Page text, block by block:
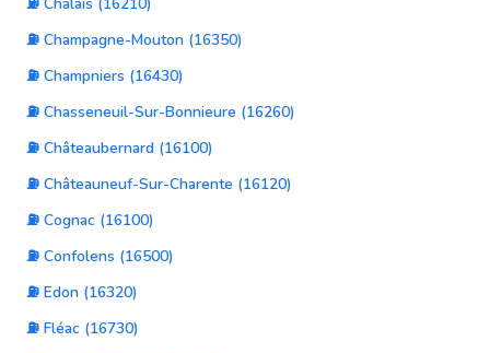
⛽ Champagne-Mouton (16350)
⛽ Champniers (16430)
⛽ Chasseneuil-Sur-Bonnieure (16260)
⛽ Châteaubernard (16100)
⛽ Châteauneuf-Sur-Charente (16120)
⛽ Cognac (16100)
⛽ Confolens (16500)
⛽ Edon (16320)
⛽ Fléac (16730)